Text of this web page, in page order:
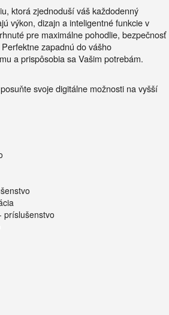
ktorá zjednoduší váš každodenný
výkon, dizajn a inteligentné funkcie v
pre maximálne pohodlie, bezpečnosť
Perfektne zapadnú do vášho
a prispôsobia sa Vašim potrebám.
svoje digitálne možnosti na vyšší
príslušenstvo